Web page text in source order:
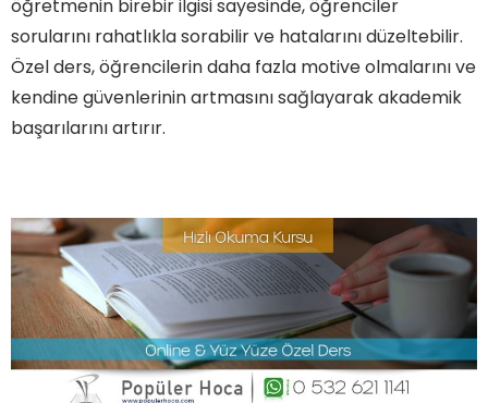
öğretmenin birebir ilgisi sayesinde, öğrenciler
sorularını rahatlıkla sorabilir ve hatalarını düzeltebilir.
Özel ders, öğrencilerin daha fazla motive olmalarını ve
kendine güvenlerinin artmasını sağlayarak akademik
başarılarını artırır.